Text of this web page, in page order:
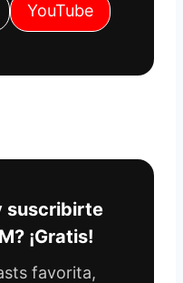
YouTube
suscribirte
¡Gratis!
favorita,